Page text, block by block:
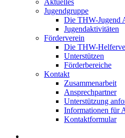
Aktuelles
Jugendgruppe
Die THW-Jugend
Jugendaktivitäten
Förderverein
Die THW-
Unterstützen
Förderbereiche
Kontakt
Zusammenarbeit
Ansprechpartner
Unterstützung
Informationen für
Kontaktformular